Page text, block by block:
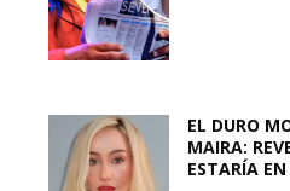
EL DURO
MAIRA:
ESTARÍA